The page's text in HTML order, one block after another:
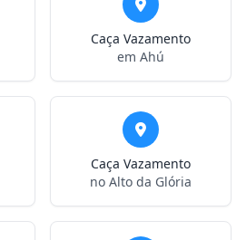
Caça Vazamento
em Ahú
Caça Vazamento
no Alto da Glória